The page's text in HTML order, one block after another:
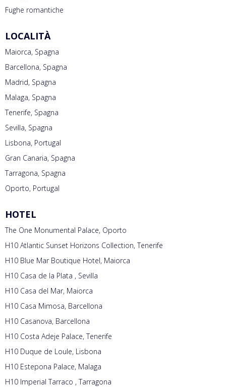
Fughe romantiche
LOCALITÀ
Maiorca, Spagna
Barcellona, Spagna
Madrid, Spagna
Malaga, Spagna
Tenerife, Spagna
Sevilla, Spagna
Lisbona, Portugal
Gran Canaria, Spagna
Tarragona, Spagna
Oporto, Portugal
HOTEL
The One Monumental Palace, Oporto
H10 Atlantic Sunset Horizons Collection, Tenerife
H10 Blue Mar Boutique Hotel, Maiorca
H10 Casa de la Plata , Sevilla
H10 Casa del Mar, Maiorca
H10 Casa Mimosa, Barcellona
H10 Casanova, Barcellona
H10 Costa Adeje Palace, Tenerife
H10 Duque de Loule, Lisbona
H10 Estepona Palace, Malaga
H10 Imperial Tarraco , Tarragona